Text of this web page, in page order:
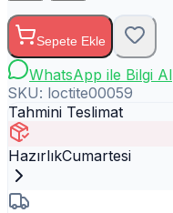
Sepete Ekle
WhatsApp ile Bilgi Al
SKU: loctite00059
Tahmini Teslimat
HazırlıkCumartesi